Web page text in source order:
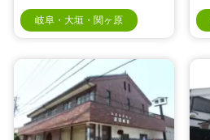
岐阜・大垣・関ヶ原